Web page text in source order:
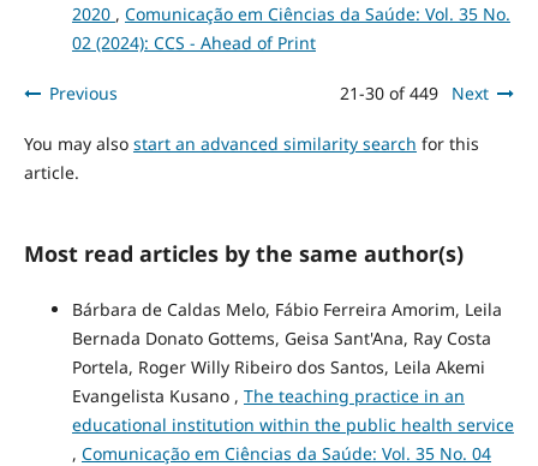
2020 , Comunicação em Ciências da Saúde: Vol. 35 No.
02 (2024): CCS - Ahead of Print
Previous 21-30 of 449 Next
You may also start an advanced similarity search for this
article.
Most read articles by the same author(s)
Bárbara de Caldas Melo, Fábio Ferreira Amorim, Leila
Bernada Donato Gottems, Geisa Sant'Ana, Ray Costa
Portela, Roger Willy Ribeiro dos Santos, Leila Akemi
Evangelista Kusano , The teaching practice in an
educational institution within the public health service
, Comunicação em Ciências da Saúde: Vol. 35 No. 04